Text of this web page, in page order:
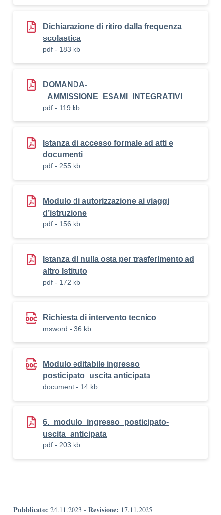
Dichiarazione di ritiro dalla frequenza
scolastica
pdf - 183 kb
DOMANDA-
_AMMISSIONE_ESAMI_INTEGRATIVI
pdf - 119 kb
Istanza di accesso formale ad atti e
documenti
pdf - 255 kb
Modulo di autorizzazione ai viaggi
d’istruzione
pdf - 156 kb
Istanza di nulla osta per trasferimento ad
altro Istituto
pdf - 172 kb
Richiesta di intervento tecnico
msword - 36 kb
Modulo editabile ingresso
posticipato_uscita anticipata
document - 14 kb
6._modulo_ingresso_posticipato-
uscita_anticipata
pdf - 203 kb
Pubblicato: 24.11.2023 - Revisione: 17.11.2025